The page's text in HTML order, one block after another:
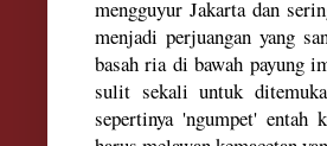
mengguyur Jakartadan se
menjadi perjuangan yang
basahria di bawah payung
sulit sekali untuk
sepertinya 'ngumpet' entah